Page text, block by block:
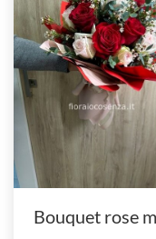
Bouquet rose